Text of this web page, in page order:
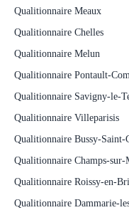
Qualitionnaire Meaux
Qualitionnaire Chelles
Qualitionnaire Melun
Qualitionnaire Pontault-
Qualitionnaire Savigny-le-
Qualitionnaire Villeparisis
Qualitionnaire Bussy-Saint-
Qualitionnaire Champs-sur-
Qualitionnaire Roissy-en-
Qualitionnaire Dammarie-